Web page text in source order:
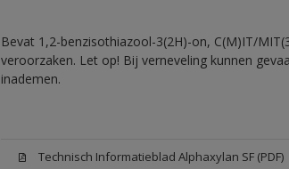
Bevat 1,2-benzisothiazool-3(2H)-on, C(M)IT/
veroorzaken. Let op! Bij verneveling kunnen
inademen.
Technisch Informatieblad Alphaxylan SF (PDF)